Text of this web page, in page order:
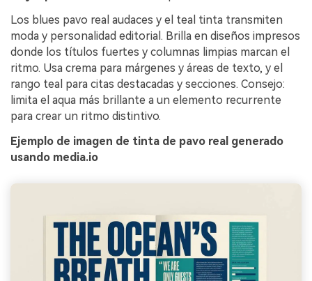
Los blues pavo real audaces y el teal tinta transmiten
moda y personalidad editorial. Brilla en diseños impresos
donde los títulos fuertes y columnas limpias marcan el
ritmo. Usa crema para márgenes y áreas de texto, y el
rango teal para citas destacadas y secciones. Consejo:
limita el aqua más brillante a un elemento recurrente
para crear un ritmo distintivo.
Ejemplo de imagen de tinta de pavo real generado
usando media.io